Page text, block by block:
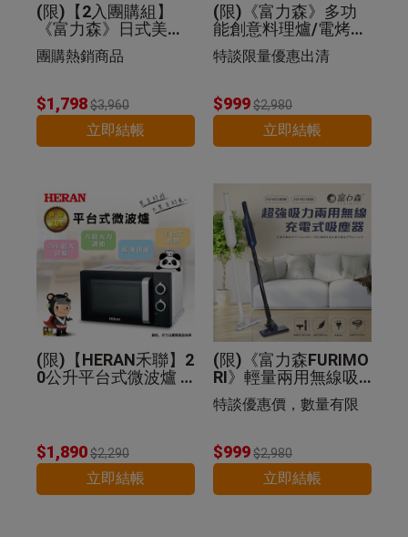
(限)【2入團購組】
《富力森》日式美型1
2L電烤箱
團購熱銷商品
$1,798$3,960
立即結帳
(限)《富力森》多功
能創意料理爐/電烤盤
(豪華五件組)
特談限量優惠出清
$999$2,980
立即結帳
(限)【HERAN禾聯】2
0公升平台式微波爐 2
$1,890$2,290
立即結帳
(限)《富力森FURIMO
RI》輕量兩用無線吸
塵器
特談優惠價，數量有限
$999$2,980
立即結帳